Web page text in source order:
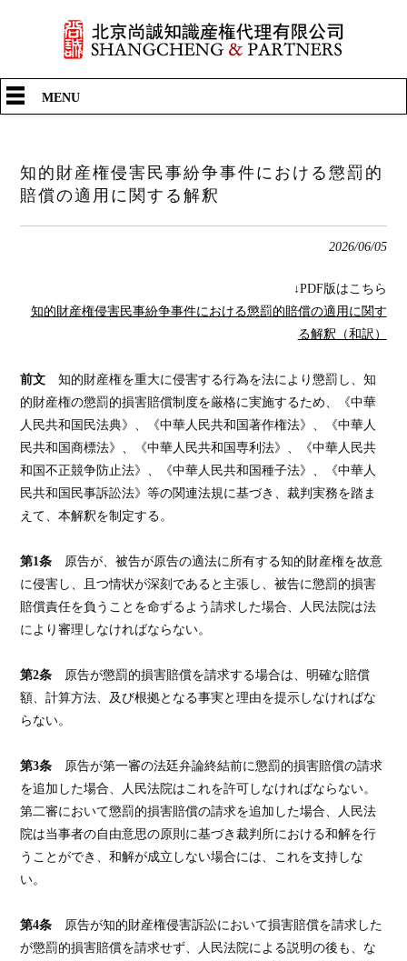
MENU
北京尚誠知識産権代理有限公司 法律情報
最高人民法院による司法解釈
>
知的財産権侵害民事紛争事件における懲罰的賠償の適用に関する解釈
知的財産権侵害民事紛争事件における懲罰的
賠償の適用に関する解釈
2026/06/05
↓PDF版はこちら
知的財産権侵害民事紛争事件における懲罰的賠償の適用に関す
る解釈（和訳）
前文 知的財産権を重大に侵害する行為を法により懲罰し、知
的財産権の懲罰的損害賠償制度を厳格に実施するため、《中華
人民共和国民法典》、《中華人民共和国著作権法》、《中華人
民共和国商標法》、《中華人民共和国専利法》、《中華人民共
和国不正競争防止法》、《中華人民共和国種子法》、《中華人
民共和国民事訴訟法》等の関連法規に基づき、裁判実務を踏ま
えて、本解釈を制定する。
第1条 原告が、被告が原告の適法に所有する知的財産権を故意
に侵害し、且つ情状が深刻であると主張し、被告に懲罰的損害
賠償責任を負うことを命ずるよう請求した場合、人民法院は法
により審理しなければならない。
第2条 原告が懲罰的損害賠償を請求する場合は、明確な賠償
額、計算方法、及び根拠となる事実と理由を提示しなければな
らない。
第3条 原告が第一審の法廷弁論終結前に懲罰的損害賠償の請求
を追加した場合、人民法院はこれを許可しなければならない。
第二審において懲罰的損害賠償の請求を追加した場合、人民法
院は当事者の自由意思の原則に基づき裁判所における和解を行
うことができ、和解が成立しない場合には、これを支持しな
い。
第4条 原告が知的財産権侵害訴訟において損害賠償を請求した
が懲罰的損害賠償を請求せず、人民法院による説明の後も、な